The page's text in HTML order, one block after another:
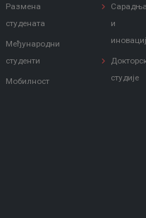
Размена
студената
Међународни
студенти
Мобилност
и
студије